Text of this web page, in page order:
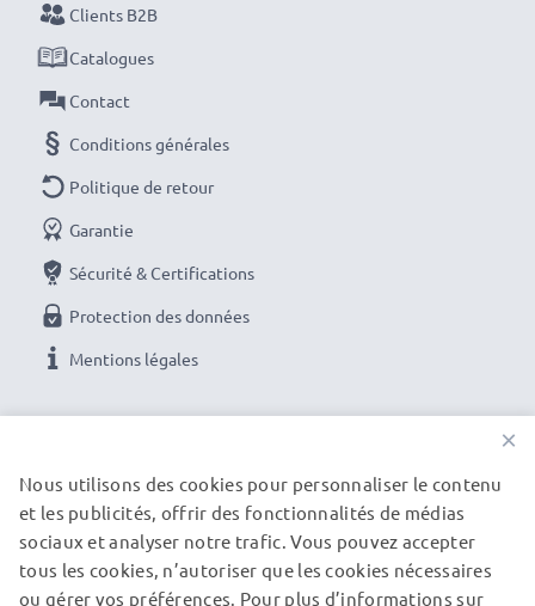
Clients B2B
Catalogues
Contact
Conditions générales
Politique de retour
Garantie
Sécurité & Certifications
Protection des données
Mentions légales
NOS PARTENAIRES DE LIVRAISON
×
Nous utilisons des cookies pour personnaliser le contenu
et les publicités, offrir des fonctionnalités de médias
sociaux et analyser notre trafic. Vous pouvez accepter
tous les cookies, n’autoriser que les cookies nécessaires
ou gérer vos préférences. Pour plus d’informations sur